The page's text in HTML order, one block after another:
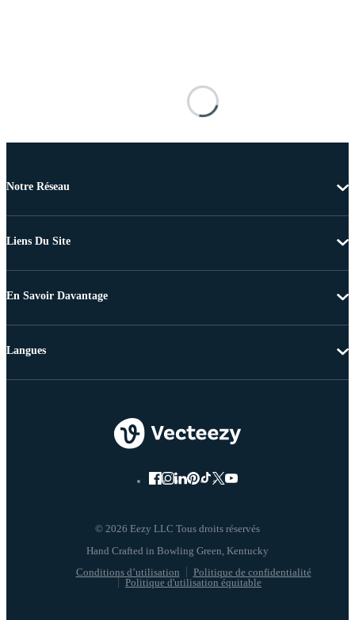
Notre Réseau
Liens Du Site
En Savoir Davantage
© 2026 Eezy LLC Tous droits réservés
Conditions d’utilisation
Politique de confidentialité
Politique d'utilisation équitable
Langues